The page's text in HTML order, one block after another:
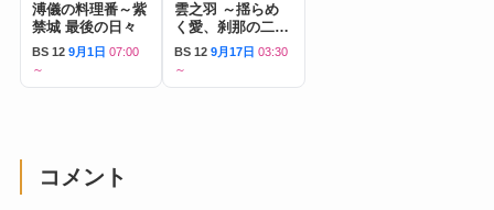
溥儀の料理番～紫
禁城 最後の日々
BS 12 9月1日 07:00
～
雲之羽 ～揺らめ
く愛、刹那の二人
～
BS 12 9月17日 03:30
～
コメント